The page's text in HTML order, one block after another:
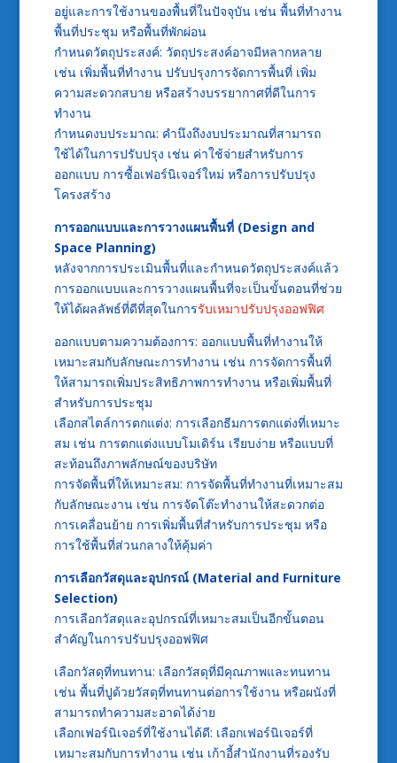
อยู่และการใช้งานของพื้นที่ในปัจจุบัน เช่น พื้นที่ทำงาน
พื้นที่ประชุม หรือพื้นที่พักผ่อน
กำหนดวัตถุประสงค์: วัตถุประสงค์อาจมีหลากหลาย
เช่น เพิ่มพื้นที่ทำงาน ปรับปรุงการจัดการพื้นที่ เพิ่ม
ความสะดวกสบาย หรือสร้างบรรยากาศที่ดีในการ
ทำงาน
กำหนดงบประมาณ: คำนึงถึงงบประมาณที่สามารถ
ใช้ได้ในการปรับปรุง เช่น ค่าใช้จ่ายสำหรับการ
ออกแบบ การซื้อเฟอร์นิเจอร์ใหม่ หรือการปรับปรุง
โครงสร้าง
การออกแบบและการวางแผนพื้นที่ (Design and
Space Planning)
หลังจากการประเมินพื้นที่และกำหนดวัตถุประสงค์แล้ว
การออกแบบและการวางแผนพื้นที่จะเป็นขั้นตอนที่ช่วย
ให้ได้ผลลัพธ์ที่ดีที่สุดในการรับเหมาปรับปรุงออฟฟิศ
ออกแบบตามความต้องการ: ออกแบบพื้นที่ทำงานให้
เหมาะสมกับลักษณะการทำงาน เช่น การจัดการพื้นที่
ให้สามารถเพิ่มประสิทธิภาพการทำงาน หรือเพิ่มพื้นที่
สำหรับการประชุม
เลือกสไตล์การตกแต่ง: การเลือกธีมการตกแต่งที่เหมาะ
สม เช่น การตกแต่งแบบโมเดิร์น เรียบง่าย หรือแบบที่
สะท้อนถึงภาพลักษณ์ของบริษัท
การจัดพื้นที่ให้เหมาะสม: การจัดพื้นที่ทำงานที่เหมาะสม
กับลักษณะงาน เช่น การจัดโต๊ะทำงานให้สะดวกต่อ
การเคลื่อนย้าย การเพิ่มพื้นที่สำหรับการประชุม หรือ
การใช้พื้นที่ส่วนกลางให้คุ้มค่า
การเลือกวัสดุและอุปกรณ์ (Material and Furniture
Selection)
การเลือกวัสดุและอุปกรณ์ที่เหมาะสมเป็นอีกขั้นตอน
สำคัญในการปรับปรุงออฟฟิศ
เลือกวัสดุที่ทนทาน: เลือกวัสดุที่มีคุณภาพและทนทาน
เช่น พื้นที่ปูด้วยวัสดุที่ทนทานต่อการใช้งาน หรือผนังที่
สามารถทำความสะอาดได้ง่าย
เลือกเฟอร์นิเจอร์ที่ใช้งานได้ดี: เลือกเฟอร์นิเจอร์ที่
เหมาะสมกับการทำงาน เช่น เก้าอี้สำนักงานที่รองรับ